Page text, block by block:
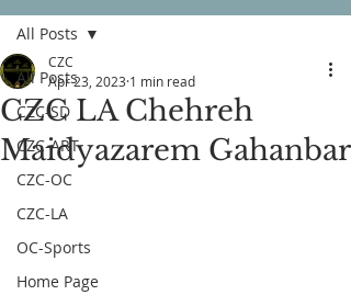
All Posts
CZC-SD
CZC-ART
CZC-OC
CZC-LA
OC-Sports
Home Page
All Posts
CZC LA Chehreh
Maidyazarem Gahanbar
CZC
Apr 23, 2023 1 min read